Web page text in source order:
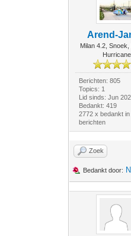
Arend-
Milan 4.2, Snoek,
Hurricane
Berichten: 805
Topics: 1
Lid sinds: Jun
Bedankt: 419
2772 x bedankt in
berichten
Zoek
Bedankt door: